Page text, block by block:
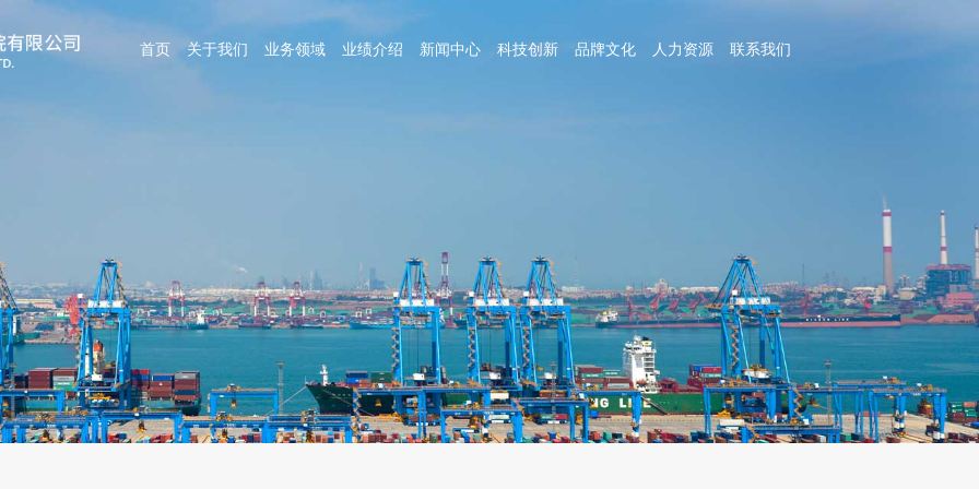
首页 关于我们 业务领域 业绩介绍 新闻中心 科技创新 品牌文化 人力资源 联系我们